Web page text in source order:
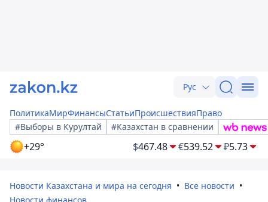
Рус
ПолитикаМирФинансыСтатьиПроисшествияПраво
#Выборы в Курултай
#Казахстан в сравнении
+29° $467.48 €539.52 ₽5.73
Новости Казахстана и мира на сегодня
Все новости